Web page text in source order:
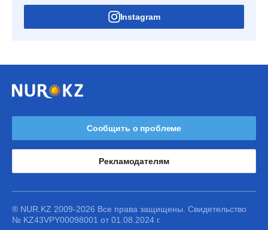
Instagram
Сообщить о проблеме
Рекламодателям
® NUR.KZ 2009-2026 Все права защищены. Свидетельство
№ KZ43VPY00098001 от 01.08.2024 г.